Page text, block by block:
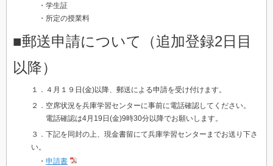
・ 学生証
・ 所定の授業料
■郵送申請について（追加登録2日目
以降）
１．４月１９日(金)以降、郵送による申請を受け付けます。
２．空席状況を兵庫学習センターに事前に電話確認してください。
電話確認は4月19日(金)9時30分以降でお願いします。
３．下記を同封の上、現金書留にて兵庫学習センターまでお送り下さ
い。
・ 申請書